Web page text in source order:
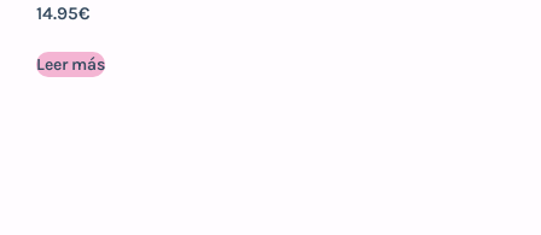
14.95€
Leer más